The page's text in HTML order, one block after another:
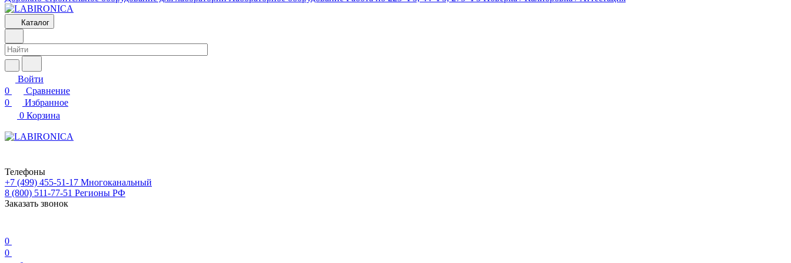
Каталог
Войти
0
Сравнение
0
Избранное
0 Корзина
Телефоны
+7 (499) 455-51-17 Многоканальный
8 (800) 511-77-51 Регионы РФ
Заказать звонок
0
0